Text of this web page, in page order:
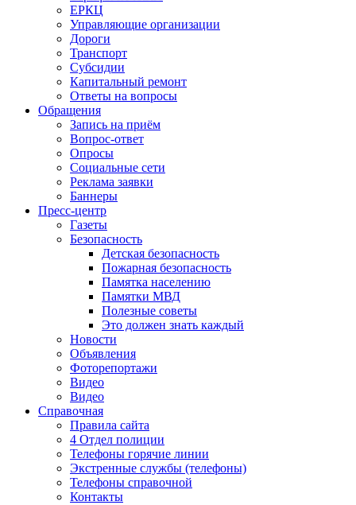
ЕРКЦ
Управляющие организации
Дороги
Транспорт
Субсидии
Капитальный ремонт
Ответы на вопросы
Обращения
Запись на приём
Вопрос-ответ
Опросы
Социальные сети
Реклама заявки
Баннеры
Пресс-центр
Газеты
Безопасность
Детская безопасность
Пожарная безопасность
Памятка населению
Памятки МВД
Полезные советы
Это должен знать каждый
Новости
Объявления
Фоторепортажи
Видео
Видео
Справочная
Правила сайта
4 Отдел полиции
Телефоны горячие линии
Экстренные службы (телефоны)
Телефоны справочной
Контакты